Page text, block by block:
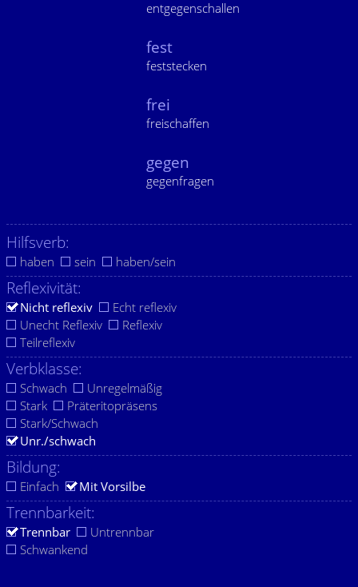
entgegenschallen
fest
feststecken
frei
freischaffen
gegen
gegenfragen
Hilfsverb:
haben sein haben/sein
Reflexivität:
Nicht reflexiv
Echt reflexiv
Unecht Reflexiv
Reflexiv
Teilreflexiv
Verbklasse:
Schwach
Unregelmäßig
Stark
Präteritopräsens
Stark/Schwach
Unr./schwach
Bildung:
Einfach Mit Vorsilbe
Trennbarkeit:
Trennbar
Untrennbar
Schwankend